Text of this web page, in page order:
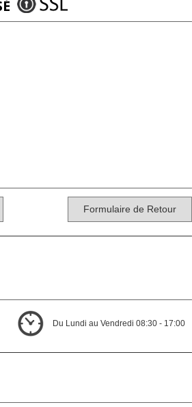
Formulaire de Retour
Du Lundi au Vendredi 08:30 - 17:00